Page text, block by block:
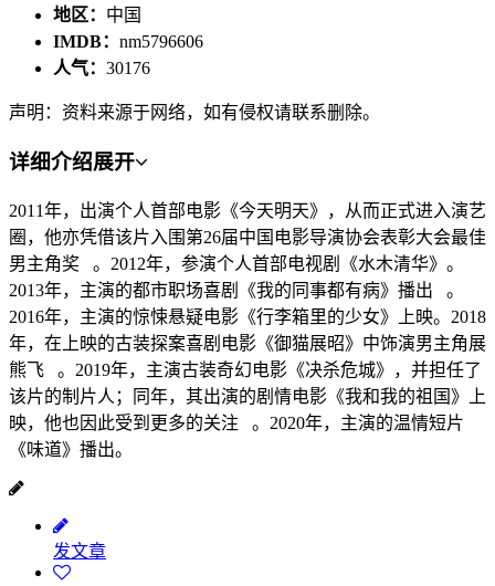
地区： 中国
IMDB： nm5796606
人气： 30176
声明：资料来源于网络，如有侵权请联系删除。
详细介绍展开
2011年，出演个人首部电影《今天明天》，从而正式进入演艺
圈，他亦凭借该片入围第26届中国电影导演协会表彰大会最佳
男主角奖 。2012年，参演个人首部电视剧《水木清华》。
2013年，主演的都市职场喜剧《我的同事都有病》播出 。
2016年，主演的惊悚悬疑电影《行李箱里的少女》上映。2018
年，在上映的古装探案喜剧电影《御猫展昭》中饰演男主角展
熊飞 。2019年，主演古装奇幻电影《决杀危城》，并担任了
该片的制片人；同年，其出演的剧情电影《我和我的祖国》上
映，他也因此受到更多的关注 。2020年，主演的温情短片
《味道》播出。
发文章